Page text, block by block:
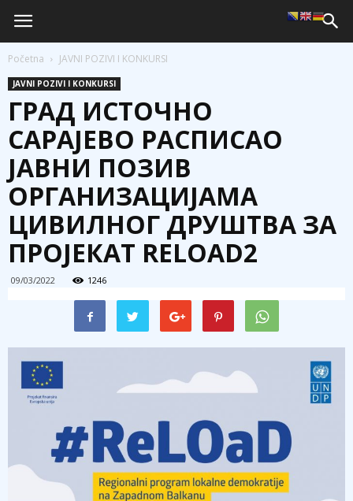
Početna JAVNI POZIVI I KONKURSI
JAVNI POZIVI I KONKURSI
ГРАД ИСТОЧНО
САРАЈЕВО РАСПИСАО
ЈАВНИ ПОЗИВ
ОРГАНИЗАЦИЈАМА
ЦИВИЛНОГ ДРУШТВА ЗА
ПРОЈЕКАТ RЕLОАD2
09/03/2022 1246